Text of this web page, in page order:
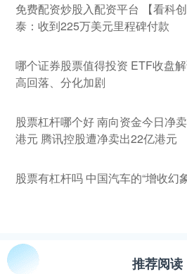
免费配资炒股入配资平台 【看科
泰：收到225万美元里程碑付款
哪个证券股票值得投资 ETF收盘
高回落、分化加剧
股票杠杆哪个好 南向资金今日净
港元 腾讯控股遭净卖出22亿港元
股票有杠杆吗 中国汽车的“增收幻
推荐阅读